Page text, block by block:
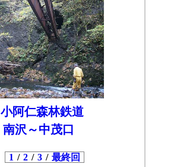
小阿仁森林鉄道
南沢～中茂口
1 / 2 / 3 / 最終回